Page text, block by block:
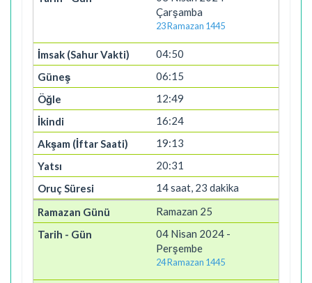
Çarşamba
23 Ramazan 1445
04:50
06:15
12:49
16:24
19:13
20:31
14 saat, 23 dakika
Ramazan 25
04 Nisan 2024 -
Perşembe
24 Ramazan 1445